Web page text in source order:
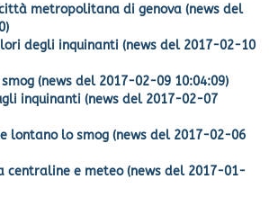
metropolitana di genova (news del
degli inquinanti (news del 2017-02-10
(news del 2017-02-09 10:04:09)
inquinanti (news del 2017-02-07
lontano lo smog (news del 2017-02-06
centraline e meteo (news del 2017-01-